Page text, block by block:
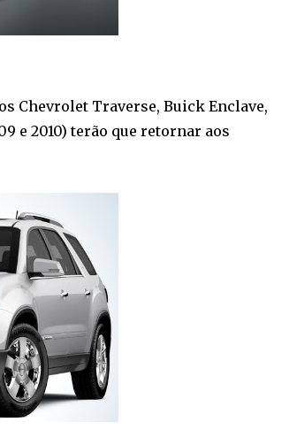
Chevrolet Traverse, Buick Enclave,
e 2010) terão que retornar aos